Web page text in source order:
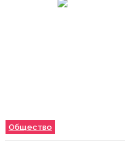
Общество